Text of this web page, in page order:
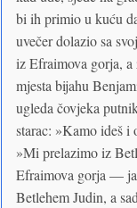
bi ih primio u kuću
uvečer dolazio sa
iz Efraimova gorja,
mjesta bijahu
ugleda čovjeka
starac: »Kamo ideš i
»Mi prelazimo iz
Efraimova gorja — ja
Betlehem Judin, a